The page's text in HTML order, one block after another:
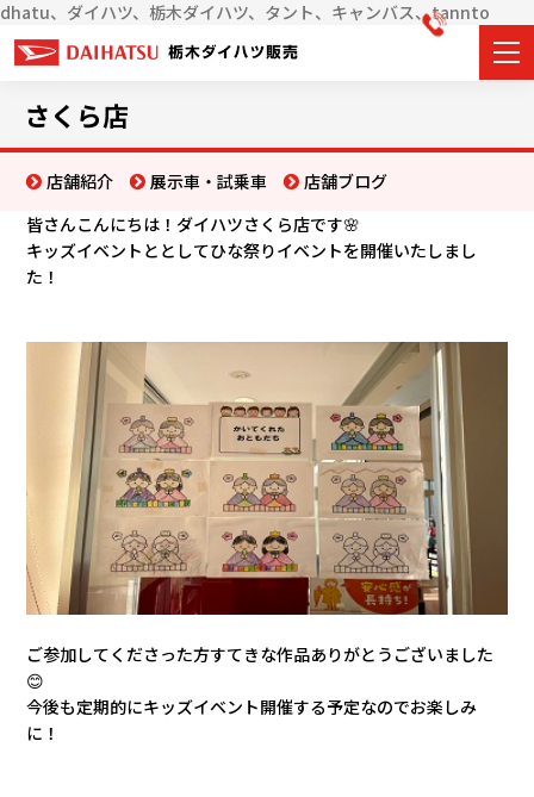
dhatu、ダイハツ、栃木ダイハツ、タント、キャンバス、tannto
展示車・試乗車
店舗情報
イベント・キャンペーン
ご購入者サポート
アフターサポート
会社情報
リコ
さくら店
店舗紹介 展示車・試乗車
店舗ブログ
皆さんこんにちは！ダイハツさくら店です🌸
キッズイベントととしてひな祭りイベントを開催いたしまし
た！
ご参加してくださった方すてきな作品ありがとうございました
😊
今後も定期的にキッズイベント開催する予定なのでお楽しみ
に！